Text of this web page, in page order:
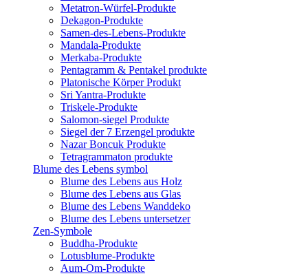
Metatron-Würfel-Produkte
Dekagon-Produkte
Samen-des-Lebens-Produkte
Mandala-Produkte
Merkaba-Produkte
Pentagramm & Pentakel produkte
Platonische Körper Produkt
Sri Yantra-Produkte
Triskele-Produkte
Salomon-siegel Produkte
Siegel der 7 Erzengel produkte
Nazar Boncuk Produkte
Tetragrammaton produkte
Blume des Lebens symbol​
Blume des Lebens aus Holz
Blume des Lebens aus Glas
Blume des Lebens Wanddeko
Blume des Lebens untersetzer
Zen-Symbole
Buddha-Produkte
Lotusblume-Produkte
Aum-Om-Produkte